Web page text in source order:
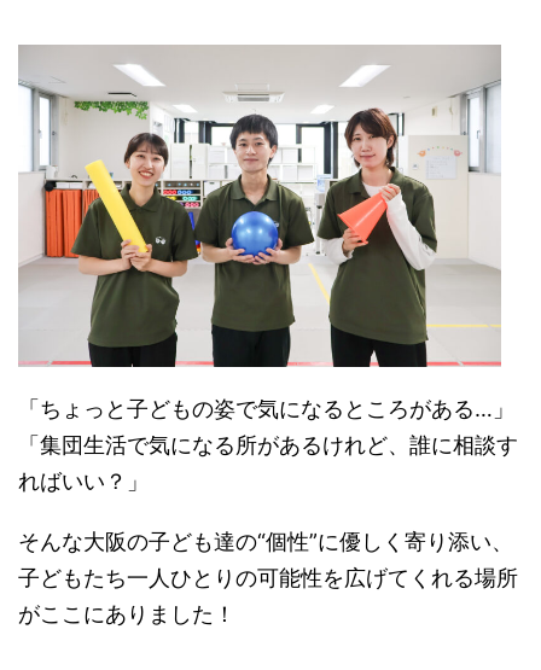
「ちょっと子どもの姿で気になるところがある…」
「集団生活で気になる所があるけれど、誰に相談す
ればいい？」
そんな大阪の子ども達の“個性”に優しく寄り添い、
子どもたち一人ひとりの可能性を広げてくれる場所
がここにありました！